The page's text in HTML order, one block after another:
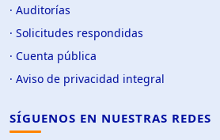
· Auditorías
· Solicitudes respondidas
· Cuenta pública
· Aviso de privacidad integral
SÍGUENOS EN NUESTRAS REDES